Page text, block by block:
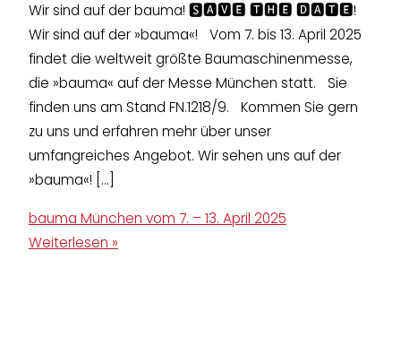
Wir sind auf der bauma! 🆂🅰🆅🅴 🆃🅷🅴 🅳🅰🆃🅴!
Wir sind auf der »bauma«! Vom 7. bis 13. April 2025
findet die weltweit größte Baumaschinenmesse,
die »bauma« auf der Messe München statt. Sie
finden uns am Stand FN.1218/9. Kommen Sie gern
zu uns und erfahren mehr über unser
umfangreiches Angebot. Wir sehen uns auf der
»bauma«! […]
bauma München vom 7. – 13. April 2025
Weiterlesen »